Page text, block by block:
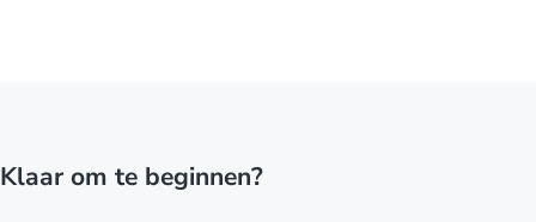
Klaar om te beginnen?